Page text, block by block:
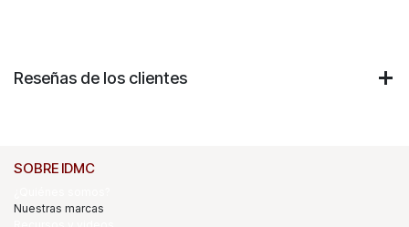
Reseñas de los clientes
SOBRE IDMC
Nuestras marcas